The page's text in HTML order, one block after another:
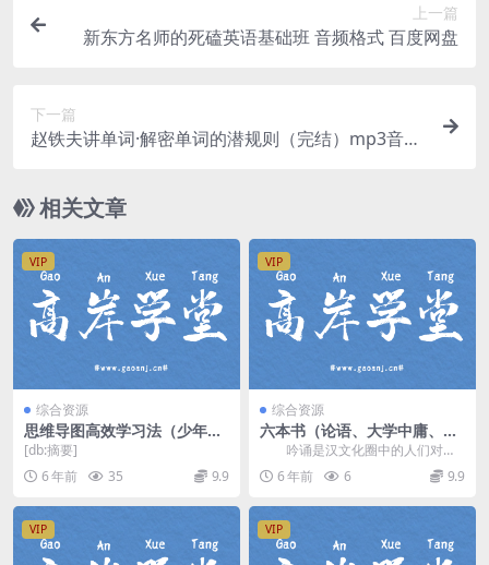
上一篇
新东方名师的死磕英语基础班 音频格式 百度网盘
下一篇
赵铁夫讲单词·解密单词的潜规则（完结）mp3音频
相关文章
VIP
综合资源
思维导图高效学习法（少年得
到）（高清视频）百度网盘
[db:摘要]
6 年前
35 9.9
VIP
综合资源
六本书（论语、大学中庸、三
字经、弟子规、百家姓、千字
文）吟诵 百度网盘
吟诵是汉文化圈中的人们对汉
语诗文的传统诵读方式，也是中国
人学习文化时高效的教...
6 年前 6 9.9
VIP VIP